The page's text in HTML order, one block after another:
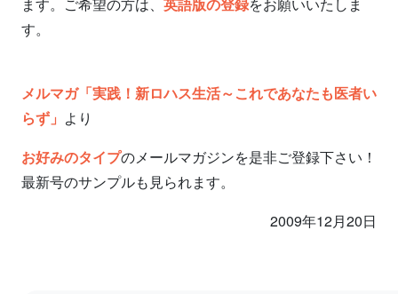
す。
メルマガ「実践！新ロハス生活～これであなたも医者い
らず」 より
お好みのタイプのメールマガジンを是非ご登録下さい！
最新号のサンプルも見られます。
2009年12月20日